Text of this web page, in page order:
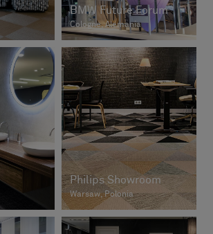
BMW Future Forum
Cologne, Alemania
Philips Showroom
Warsaw, Polonia